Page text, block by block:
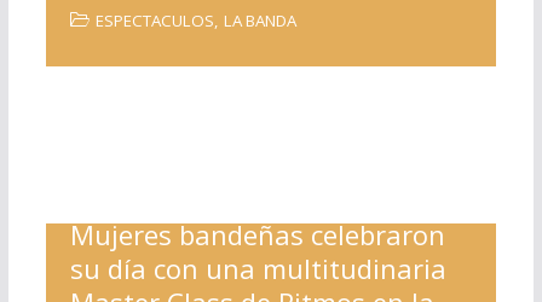
ESPECTACULOS, LA BANDA
Mujeres bandeñas celebraron
su día con una multitudinaria